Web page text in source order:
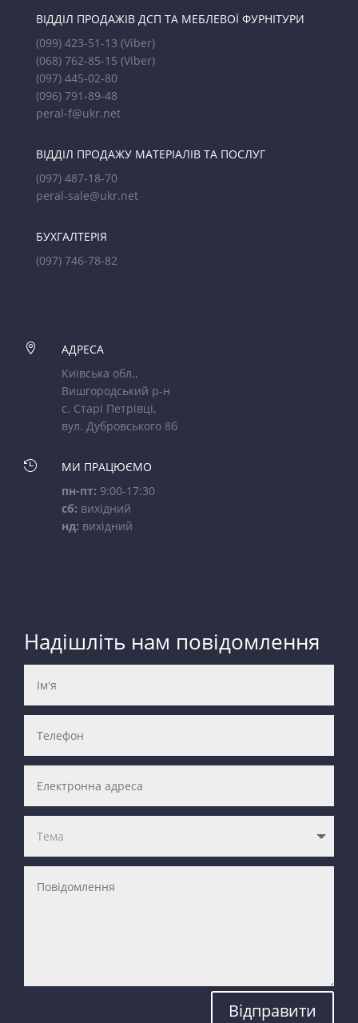
ВІДДІЛ ПРОДАЖІВ ДСП ТА МЕБЛЕВОЇ ФУРНІТУРИ
(099) 423-51-13 (Viber)
(068) 762-85-15 (Viber)
(097) 445-02-80
(096) 791-89-48
peral-f@ukr.net
ВІДДІЛ ПРОДАЖУ МАТЕРІАЛІВ ТА ПОСЛУГ
(097) 487-18-70
peral-sale@ukr.net
БУХГАЛТЕРІЯ
(097) 746-78-82

АДРЕСА
Київська обл.,
Вишгородський р-н
с. Старі Петрівці,
вул. Дубровського 8б

МИ ПРАЦЮЄМО
пн-пт: 9:00-17:30
сб: вихідний
нд: вихідний
Надішліть нам повідомлення
Відправити